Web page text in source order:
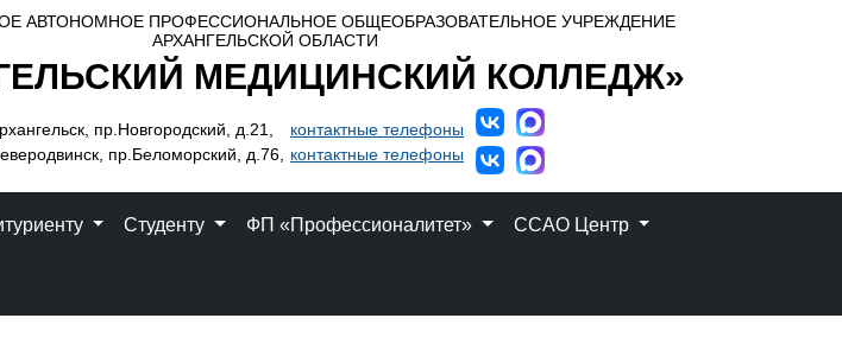
АВТОНОМНОЕ ПРОФЕССИОНАЛЬНОЕ ОБЩЕОБРАЗОВАТЕЛЬНОЕ УЧРЕЖДЕНИЕ
АРХАНГЕЛЬСКОЙ ОБЛАСТИ
МЕДИЦИНСКИЙ КОЛЛЕДЖ»
пр.Новгородский, д.21,
пр.Беломорский, д.76,
контактные телефоны
контактные телефоны
Студенту ФП «Профессионалитет» ССАО Центр